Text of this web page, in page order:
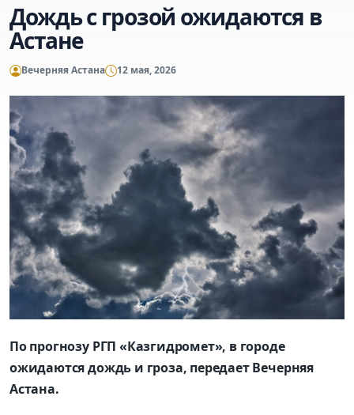
Дождь с грозой ожидаются в
Астане
Вечерняя Астана 12 мая, 2026
По прогнозу РГП «Казгидромет», в городе
ожидаются дождь и гроза, передает Вечерняя
Астана.